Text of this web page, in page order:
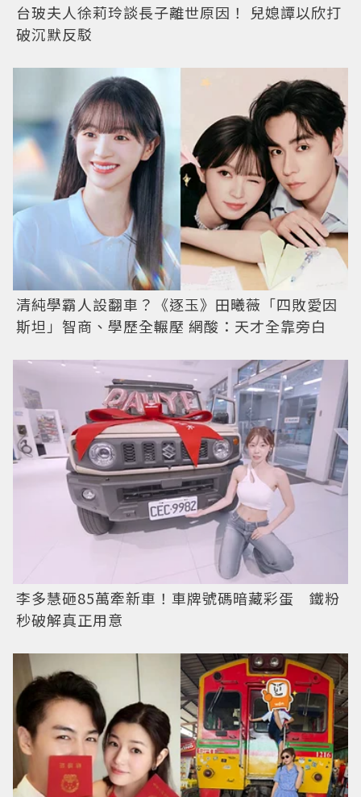
台玻夫人徐莉玲談長子離世原因！ 兒媳譚以欣打
破沉默反駁
清純學霸人設翻車？《逐玉》田曦薇「四敗愛因
斯坦」智商、學歷全輾壓 網酸：天才全靠旁白
李多慧砸85萬牽新車！車牌號碼暗藏彩蛋 鐵粉
秒破解真正用意